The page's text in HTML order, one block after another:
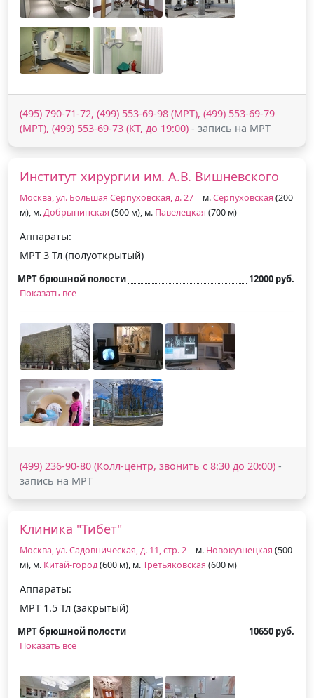
(495) 790-71-72, (499) 553-69-98 (МРТ), (499) 553-69-79
(МРТ), (499) 553-69-73 (КТ, до 19:00) - запись на МРТ
Институт хирургии им. А.В. Вишневского
Москва, ул. Большая Серпуховская, д. 27 | м.Серпуховская (200
м), м.Добрынинская (500 м), м. Павелецкая (700 м)
Аппараты:
МРТ 3 Тл (полуоткрытый)
МРТ брюшной полости
12000 руб.
Показать все
(499) 236-90-80 (Колл-центр, звонить с 8:30 до 20:00) -
запись на МРТ
Клиника "Тибет"
Москва, ул. Садовническая, д. 11, стр. 2 | м. Новокузнецкая (500
м), м. Китай-город(600 м), м.Третьяковская (600 м)
Аппараты:
МРТ 1.5 Тл (закрытый)
МРТ брюшной полости
10650 руб.
Показать все